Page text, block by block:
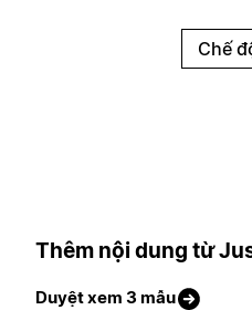
Chế
Thêm nội dung từ
Duyệt xem 3 mẫu